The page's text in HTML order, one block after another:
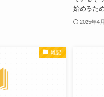
始めるた
2025年4
雑記